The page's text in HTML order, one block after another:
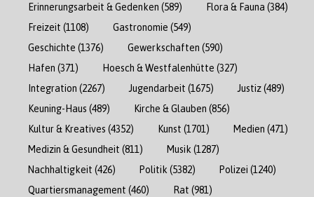
Erinnerungsarbeit & Gedenken (589) Flora & Fauna (384)
Freizeit (1108) Gastronomie (549)
Geschichte (1376) Gewerkschaften (590)
Hafen (371) Hoesch & Westfalenhütte (327)
Integration (2267) Jugendarbeit (1675) Justiz(489)
Keuning-Haus (489) Kirche & Glauben (856)
Kultur & Kreatives (4352) Kunst (1701) Medien (471)
Medizin & Gesundheit (811) Musik (1287)
Nachhaltigkeit (426) Politik (5382) Polizei (1240)
Quartiersmanagement (460) Rat (981)